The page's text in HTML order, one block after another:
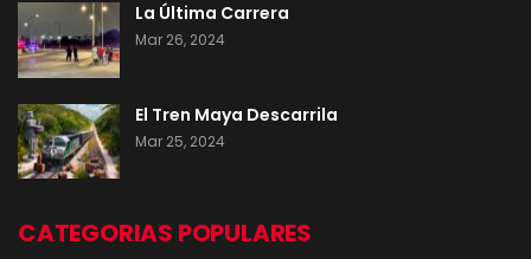
La Última Carrera
Mar 26, 2024
El Tren Maya Descarrila
Mar 25, 2024
CATEGORIAS POPULARES